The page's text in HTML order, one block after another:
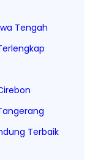
Tengah
Terbaik